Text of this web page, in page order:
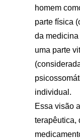
homem
parte física
da
uma parte
individual.
Essa visão
terapêutica,